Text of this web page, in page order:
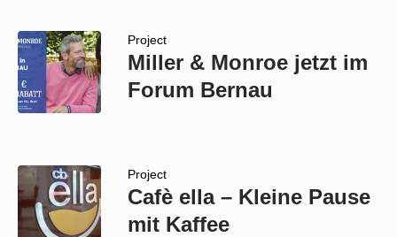
Project
Miller & Monroe jetzt im
Forum Bernau
Project
Cafè ella – Kleine Pause
mit Kaffee